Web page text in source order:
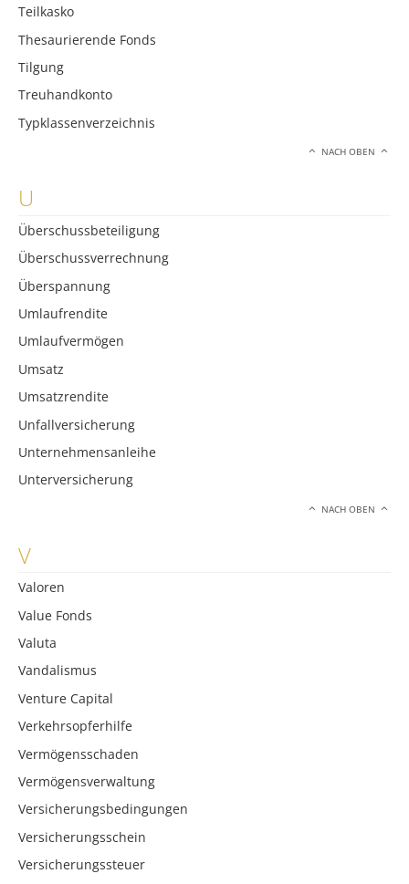
Teilkasko
Thesaurierende Fonds
Tilgung
Treuhandkonto
Typklassenverzeichnis
NACH OBEN
U
Überschussbeteiligung
Überschussverrechnung
Überspannung
Umlaufrendite
Umlaufvermögen
Umsatz
Umsatzrendite
Unfallversicherung
Unternehmensanleihe
Unterversicherung
NACH OBEN
V
Valoren
Value Fonds
Valuta
Vandalismus
Venture Capital
Verkehrsopferhilfe
Vermögensschaden
Vermögensverwaltung
Versicherungsbedingungen
Versicherungsschein
Versicherungssteuer